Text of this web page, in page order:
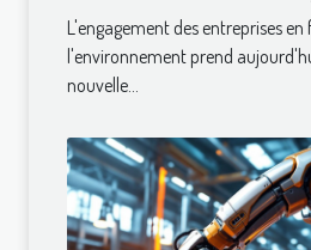
booster la
employés ?
L'engagement des entreprises en
l'environnement prend
nouvelle...